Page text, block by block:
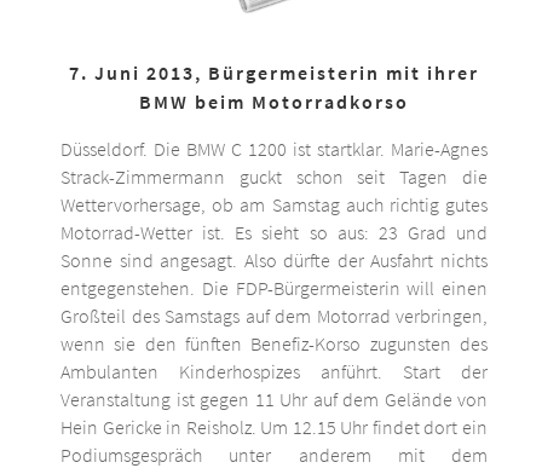
7. Juni 2013, Bürgermeisterin mit ihrer
BMW beim Motorradkorso
Düsseldorf. Die BMW C 1200 ist startklar. Marie-Agnes
Strack-Zimmermann guckt schon seit Tagen die
Wettervorhersage, ob am Samstag auch richtig gutes
Motorrad-Wetter ist. Es sieht so aus: 23 Grad und
Sonne sind angesagt. Also dürfte der Ausfahrt nichts
entgegenstehen. Die FDP-Bürgermeisterin will einen
Großteil des Samstags auf dem Motorrad verbringen,
wenn sie den fünften Benefiz-Korso zugunsten des
Ambulanten Kinderhospizes anführt. Start der
Veranstaltung ist gegen 11 Uhr auf dem Gelände von
Hein Gericke in Reisholz. Um 12.15 Uhr findet dort ein
Podiumsgespräch unter anderem mit dem